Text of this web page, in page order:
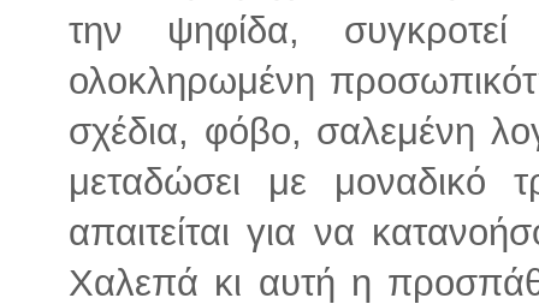
την ψηφίδα,
ολοκληρωμένη
σχέδια, φόβο, σαλεμένη
μεταδώσει με μοναδικό
απαιτείται για να
Χαλεπά κι αυτή η